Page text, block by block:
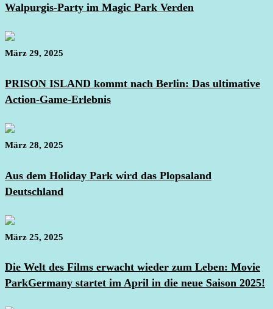
Walpurgis-Party im Magic Park Verden
März 29, 2025
PRISON ISLAND kommt nach Berlin: Das ultimative
Action-Game-Erlebnis
März 28, 2025
Aus dem Holiday Park wird das Plopsaland
Deutschland
März 25, 2025
Die Welt des Films erwacht wieder zum Leben: Movie
ParkGermany startet im April in die neue Saison 2025!